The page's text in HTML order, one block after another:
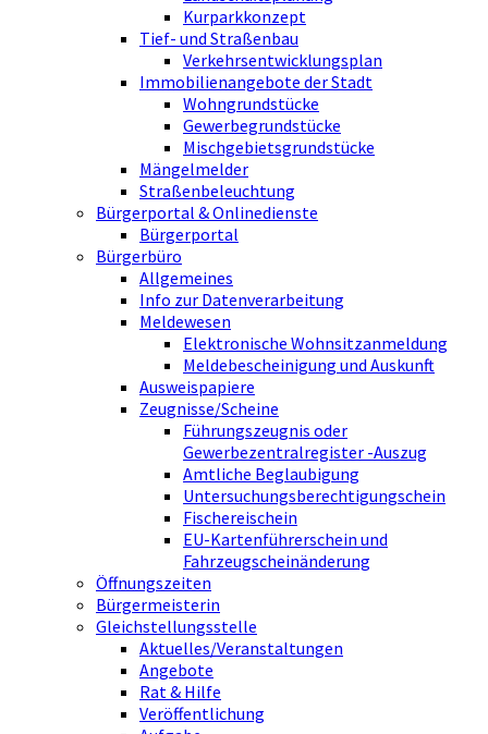
Kurparkkonzept
Tief- und Straßenbau
Verkehrsentwicklungsplan
Immobilienangebote der Stadt
Wohngrundstücke
Gewerbegrundstücke
Mischgebietsgrundstücke
Mängelmelder
Straßenbeleuchtung
Bürgerportal & Onlinedienste
Bürgerportal
Bürgerbüro
Allgemeines
Info zur Datenverarbeitung
Meldewesen
Elektronische Wohnsitzanmeldung
Meldebescheinigung und Auskunft
Ausweispapiere
Zeugnisse/Scheine
Führungszeugnis oder
Gewerbezentralregister -Auszug
Amtliche Beglaubigung
Untersuchungsberechtigungschein
Fischereischein
EU-Kartenführerschein und
Fahrzeugscheinänderung
Öffnungszeiten
Bürgermeisterin
Gleichstellungsstelle
Aktuelles/Veranstaltungen
Angebote
Rat & Hilfe
Veröffentlichung